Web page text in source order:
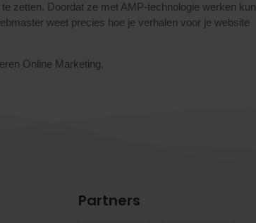
zetten. Doordat ze met AMP-technologie werken kun
weet precies hoe je verhalen voor je website
Online Marketing.
Partners